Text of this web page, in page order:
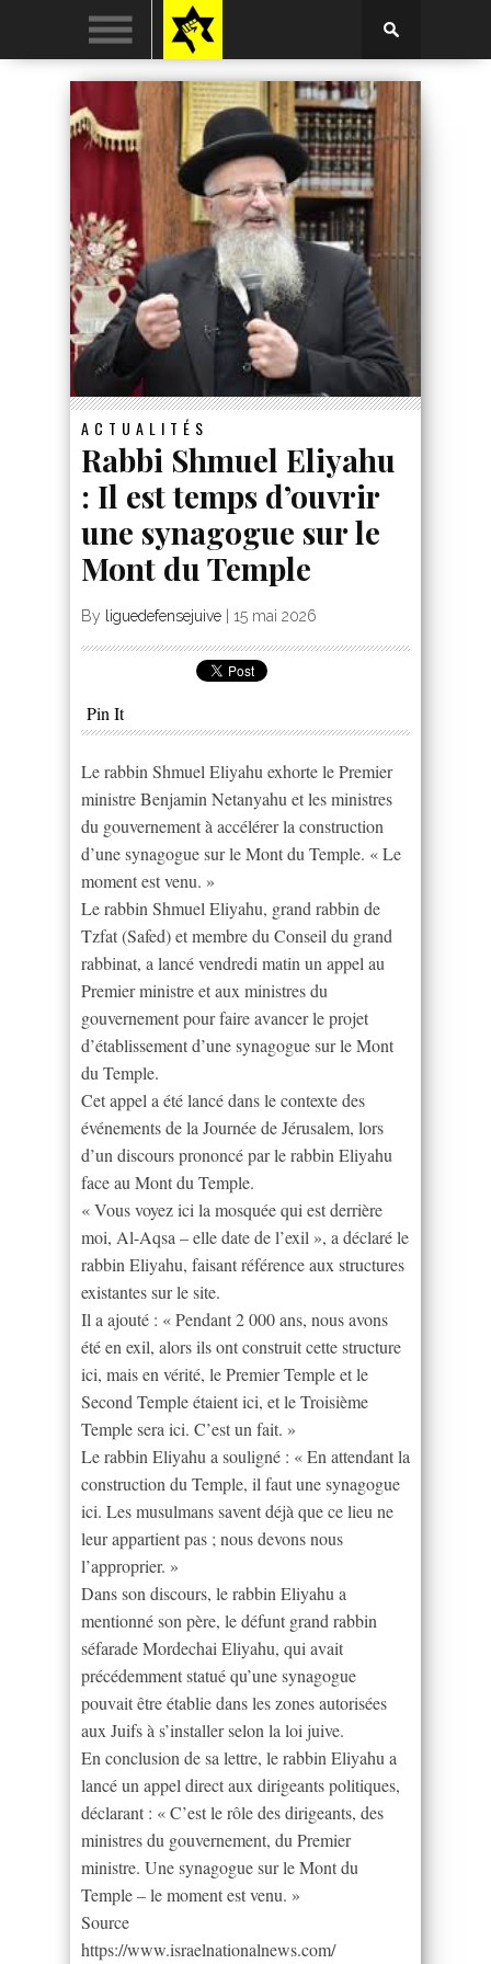
ACTUALITÉS
Rabbi Shmuel Eliyahu
: Il est temps d’ouvrir
une synagogue sur le
Mont du Temple
By liguedefensejuive | 15 mai 2026
Pin It
Le rabbin Shmuel Eliyahu exhorte le Premier
ministre Benjamin Netanyahu et les ministres
du gouvernement à accélérer la construction
d’une synagogue sur le Mont du Temple. « Le
moment est venu. »
Le rabbin Shmuel Eliyahu, grand rabbin de
Tzfat (Safed) et membre du Conseil du grand
rabbinat, a lancé vendredi matin un appel au
Premier ministre et aux ministres du
gouvernement pour faire avancer le projet
d’établissement d’une synagogue sur le Mont
du Temple.
Cet appel a été lancé dans le contexte des
événements de la Journée de Jérusalem, lors
d’un discours prononcé par le rabbin Eliyahu
face au Mont du Temple.
« Vous voyez ici la mosquée qui est derrière
moi, Al-Aqsa – elle date de l’exil », a déclaré le
rabbin Eliyahu, faisant référence aux structures
existantes sur le site.
Il a ajouté : « Pendant 2 000 ans, nous avons
été en exil, alors ils ont construit cette structure
ici, mais en vérité, le Premier Temple et le
Second Temple étaient ici, et le Troisième
Temple sera ici. C’est un fait. »
Le rabbin Eliyahu a souligné : « En attendant la
construction du Temple, il faut une synagogue
ici. Les musulmans savent déjà que ce lieu ne
leur appartient pas ; nous devons nous
l’approprier. »
Dans son discours, le rabbin Eliyahu a
mentionné son père, le défunt grand rabbin
séfarade Mordechai Eliyahu, qui avait
précédemment statué qu’une synagogue
pouvait être établie dans les zones autorisées
aux Juifs à s’installer selon la loi juive.
En conclusion de sa lettre, le rabbin Eliyahu a
lancé un appel direct aux dirigeants politiques,
déclarant : « C’est le rôle des dirigeants, des
ministres du gouvernement, du Premier
ministre. Une synagogue sur le Mont du
Temple – le moment est venu. »
Source
https://www.israelnationalnews.com/